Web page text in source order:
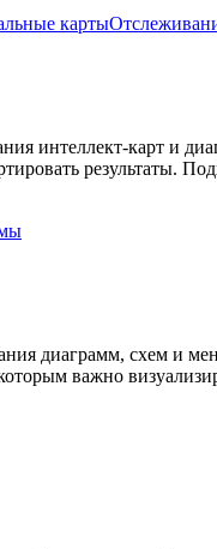
карты
интеллект-карт и
результаты.
диаграмм, схем и
важно